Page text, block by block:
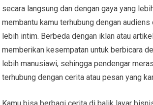
secara langsung dan dengan gaya yang
membantu kamu terhubung dengan audiens
lebih intim. Berbeda dengan iklan atau
memberikan kesempatan untuk berbicara
lebih manusiawi, sehingga pendengar
terhubung dengan cerita atau pesan yang
Kamu bisa berbagi cerita di balik layar